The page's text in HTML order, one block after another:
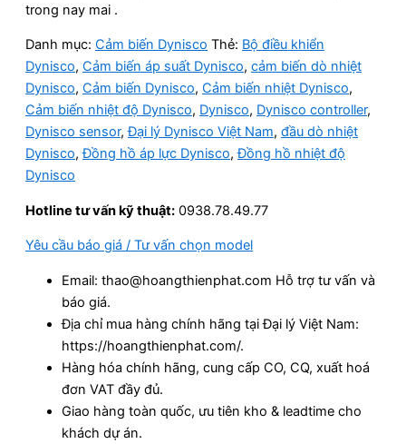
trong nay mai .
Danh mục: Cảm biến Dynisco Thẻ: Bộ điều khiển
Dynisco, Cảm biến áp suất Dynisco, cảm biến dò nhiệt
Dynisco, Cảm biến Dynisco, Cảm biến nhiệt Dynisco,
Cảm biến nhiệt độ Dynisco, Dynisco, Dynisco controller,
Dynisco sensor,Đại lý Dynisco Việt Nam, đầu dò nhiệt
Dynisco,Đồng hồ áp lực Dynisco,Đồng hồ nhiệt độ
Dynisco
Hotline tư vấn kỹ thuật: 0938.78.49.77
Yêu cầu báo giá / Tư vấn chọn model
Email: thao@hoangthienphat.com Hỗ trợ tư vấn và
báo giá.
Địa chỉ mua hàng chính hãng tại Đại lý Việt Nam:
https://hoangthienphat.com/.
Hàng hóa chính hãng, cung cấp CO, CQ, xuất hoá
đơn VAT đầy đủ.
Giao hàng toàn quốc, ưu tiên kho & leadtime cho
khách dự án.